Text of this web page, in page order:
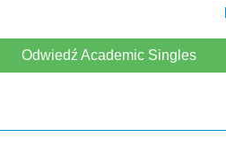
Odwiedź Academic Singles